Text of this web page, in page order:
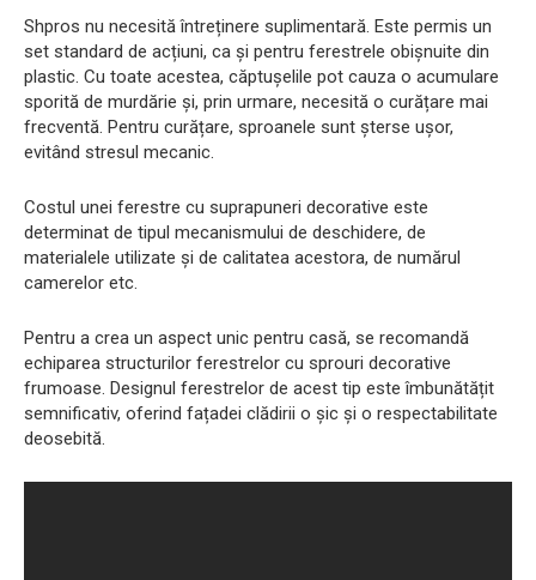
Shpros nu necesită întreținere suplimentară. Este permis un
set standard de acțiuni, ca și pentru ferestrele obișnuite din
plastic. Cu toate acestea, căptușelile pot cauza o acumulare
sporită de murdărie și, prin urmare, necesită o curățare mai
frecventă. Pentru curățare, sproanele sunt șterse ușor,
evitând stresul mecanic.
Costul unei ferestre cu suprapuneri decorative este
determinat de tipul mecanismului de deschidere, de
materialele utilizate și de calitatea acestora, de numărul
camerelor etc.
Pentru a crea un aspect unic pentru casă, se recomandă
echiparea structurilor ferestrelor cu sprouri decorative
frumoase. Designul ferestrelor de acest tip este îmbunătățit
semnificativ, oferind fațadei clădirii o șic și o respectabilitate
deosebită.